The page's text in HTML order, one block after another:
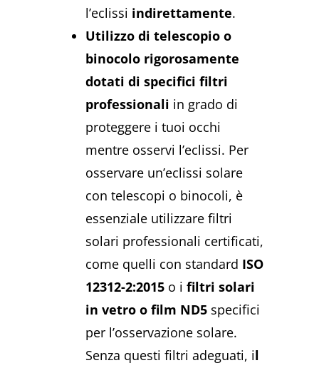
l’eclissi indirettamente.
Utilizzo di telescopio o
binocolo rigorosamente
dotati di specifici filtri
professionali in grado di
proteggere i tuoi occhi
mentre osservi l’eclissi. Per
osservare un’eclissi solare
con telescopi o binocoli, è
essenziale utilizzare filtri
solari professionali certificati,
come quelli con standard ISO
12312-2:2015 o ifiltri solari
in vetro o film ND5 specifici
per l’osservazione solare.
Senza questi filtri adeguati, il